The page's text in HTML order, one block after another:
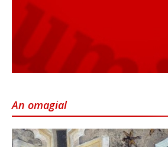
An omagial